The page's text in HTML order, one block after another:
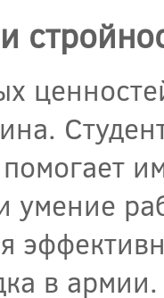
умение
в армии.